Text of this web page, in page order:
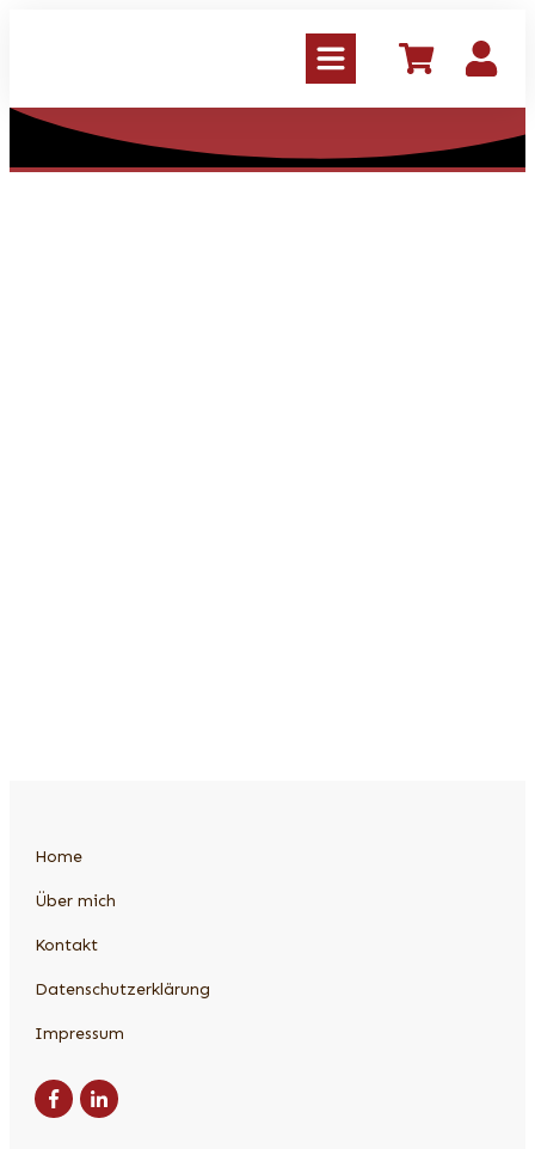
Home
Über mich
Kontakt
Datenschutzerklärung
Impressum